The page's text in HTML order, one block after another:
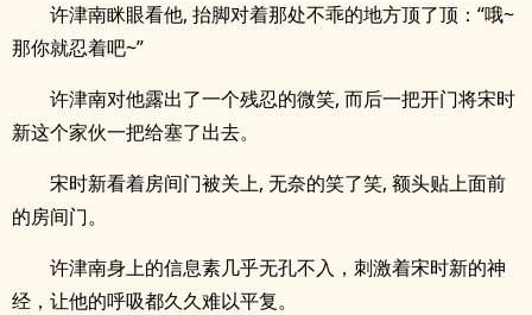
许津南眯眼看他, 抬脚对着那处不乖的地方顶了顶：“哦~
那你就忍着吧~”
许津南对他露出了一个残忍的微笑, 而后一把开门将宋时
新这个家伙一把给塞了出去。
宋时新看着房间门被关上, 无奈的笑了笑, 额头贴上面前
的房间门。
许津南身上的信息素几乎无孔不入，刺激着宋时新的神
经，让他的呼吸都久久难以平复。